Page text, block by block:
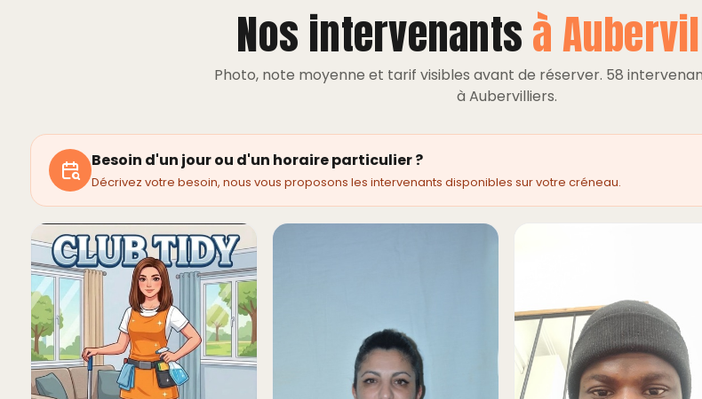
Nos intervenantsà
Photo, note moyenne et tarif visibles avant de réserver. 58
à Aubervilliers.
Besoin d'un jour ou d'un horaire particulier ?
Décrivez votre besoin, nous vous proposons les intervenants disponibles sur votre créneau.